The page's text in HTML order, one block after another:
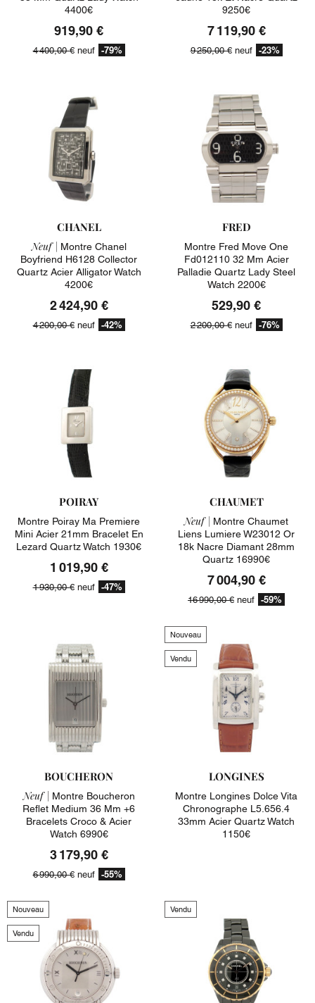
4400€
919,90 €
4 400,00 €neuf -79%
9250€
7 119,90 €
9 250,00 €neuf -23%
CHANEL
Neuf | Montre Chanel
Boyfriend H6128 Collector
Quartz Acier Alligator Watch
4200€
2 424,90 €
4 200,00 €neuf -42%
FRED
Montre Fred Move One
Fd012110 32 Mm Acier
Palladie Quartz Lady Steel
Watch 2200€
529,90 €
2 200,00 €neuf -76%
POIRAY
Montre Poiray Ma Premiere
Mini Acier 21mm Bracelet En
Lezard Quartz Watch 1930€
1 019,90 €
1 930,00 €neuf -47%
CHAUMET
Neuf | Montre Chaumet
Liens Lumiere W23012 Or
18k Nacre Diamant 28mm
Quartz 16990€
7 004,90 €
16 990,00 € neuf -59%
BOUCHERON
Neuf | Montre Boucheron
Reflet Medium 36 Mm +6
Bracelets Croco & Acier
Watch 6990€
3 179,90 €
6 990,00 €neuf -55%
Nouveau
Vendu
LONGINES
Montre Longines Dolce Vita
Chronographe L5.656.4
33mm Acier Quartz Watch
1150€
Nouveau
Vendu
Vendu